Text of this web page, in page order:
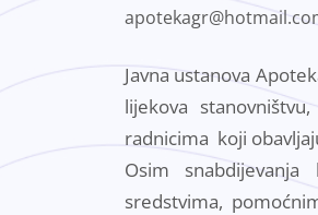
Javna ustanova
lijekova
radnicima koji
Osim
sredstvima,